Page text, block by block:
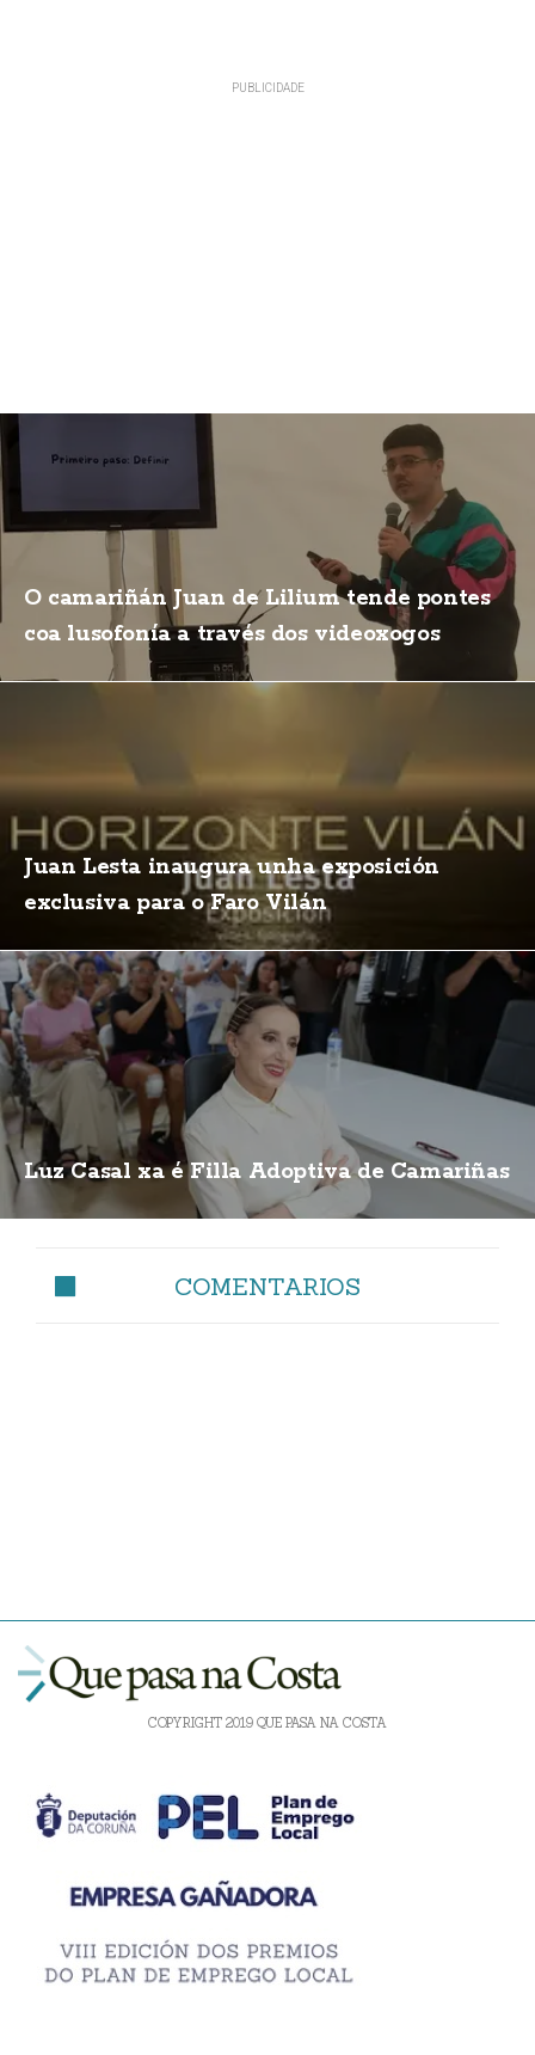
O camariñán Juan de Lilium tende pontes
coa lusofonía a través dos videoxogos
Juan Lesta inaugura unha exposición
exclusiva para o Faro Vilán
Luz Casal xa é Filla Adoptiva de Camariñas
COMENTARIOS
COPYRIGHT 2019 QUE PASA NA COSTA